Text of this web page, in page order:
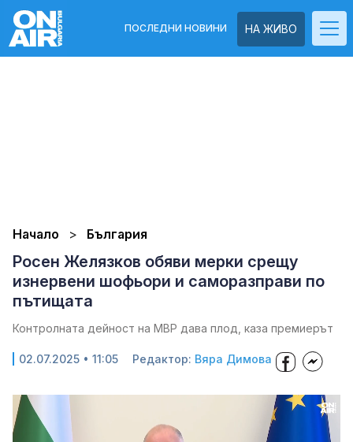
НА ЖИВО
ПОСЛЕДНИ НОВИНИ
Начало България
Росен Желязков обяви мерки срещу
изнервени шофьори и саморазправи по
пътищата
Контролната дейност на МВР дава плод, каза премиерът
02.07.2025 • 11:05 Редактор: Вяра Димова